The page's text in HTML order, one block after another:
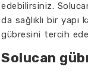
edebilirsiniz.
da sağlıklı bir
gübresini tercih
Solucan